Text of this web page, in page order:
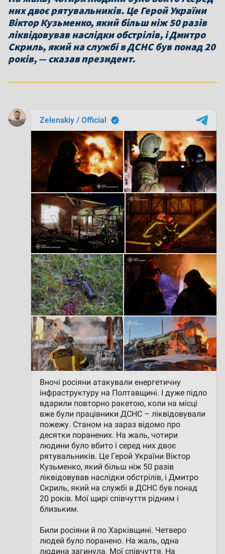
них двоє рятувальників. Це Герой України
Віктор Кузьменко, який більш ніж 50 разів
ліквідовував наслідки обстрілів, і Дмитро
Скриль, який на службі в ДСНС був понад 20
років, — сказав президент.